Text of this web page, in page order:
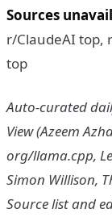
Sources
r/ClaudeAI top,
top
Auto-curated
View (Azeem
org/llama.cpp,
Simon Willison,
Source list and